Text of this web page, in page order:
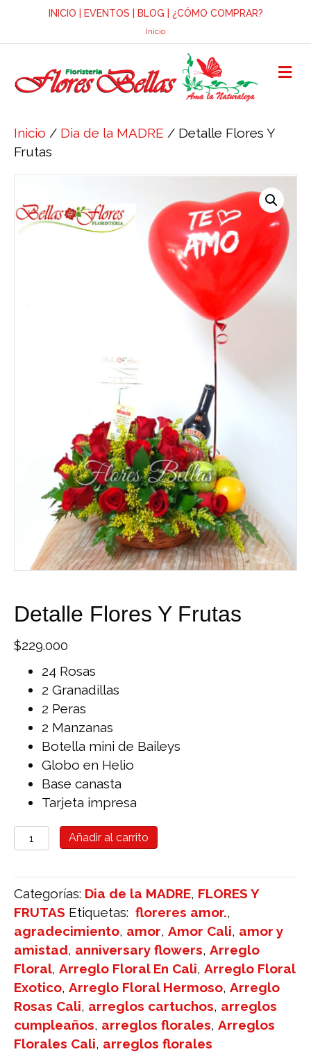
INICIO EVENTOS BLOG ¿CÓMO COMPRAR?
Inicio
M
E
Inicio / Dia de la MADRE / Detalle Flores Y
Frutas
Detalle Flores Y Frutas
$229.000
24 Rosas
2 Granadillas
2 Peras
2 Manzanas
Botella mini de Baileys
Globo en Helio
Base canasta
Tarjeta impresa
Detalle
Flores
Frutas
cantidad
Añadir al carrito
Categorías: Dia de la MADRE, FLORES Y
FRUTAS Etiquetas: floreres amor.,
agradecimiento, amor, Amor Cali, amor y
amistad, anniversary flowers, Arreglo
Floral, Arreglo Floral En Cali, Arreglo Floral
Exotico, Arreglo Floral Hermoso, Arreglo
Rosas Cali, arreglos cartuchos, arreglos
cumpleaños, arreglos florales, Arreglos
Florales Cali, arreglos florales